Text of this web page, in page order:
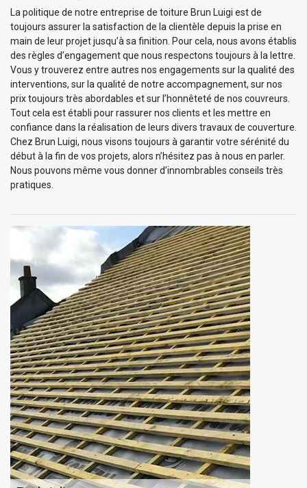
La politique de notre entreprise de toiture Brun Luigi est de
toujours assurer la satisfaction de la clientèle depuis la prise en
main de leur projet jusqu’à sa finition. Pour cela, nous avons établis
des règles d’engagement que nous respectons toujours à la lettre.
Vous y trouverez entre autres nos engagements sur la qualité des
interventions, sur la qualité de notre accompagnement, sur nos
prix toujours très abordables et sur l’honnêteté de nos couvreurs.
Tout cela est établi pour rassurer nos clients et les mettre en
confiance dans la réalisation de leurs divers travaux de couverture.
Chez Brun Luigi, nous visons toujours à garantir votre sérénité du
début à la fin de vos projets, alors n’hésitez pas à nous en parler.
Nous pouvons même vous donner d’innombrables conseils très
pratiques.